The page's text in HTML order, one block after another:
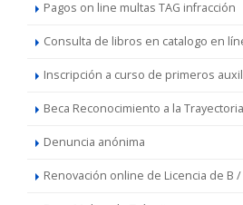
Pagos on line multas TAG infracción
Consulta de libros en catalogo en
Inscripción a curso de primeros
Beca Reconocimiento a la
Denuncia anónima
Renovación online de Licencia de B /